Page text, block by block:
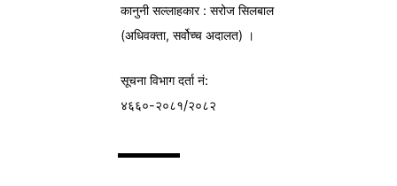
कानुनी सल्लाहकार : सरोज सिलबाल
(अधिवक्ता, सर्वोच्च अदालत) ।
सूचना विभागदर्ता नं:
४६६०-२०८१/२०८२